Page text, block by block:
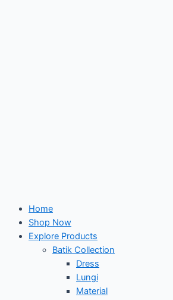
Home
Shop Now
Explore Products
Batik Collection
Dress
Lungi
Material